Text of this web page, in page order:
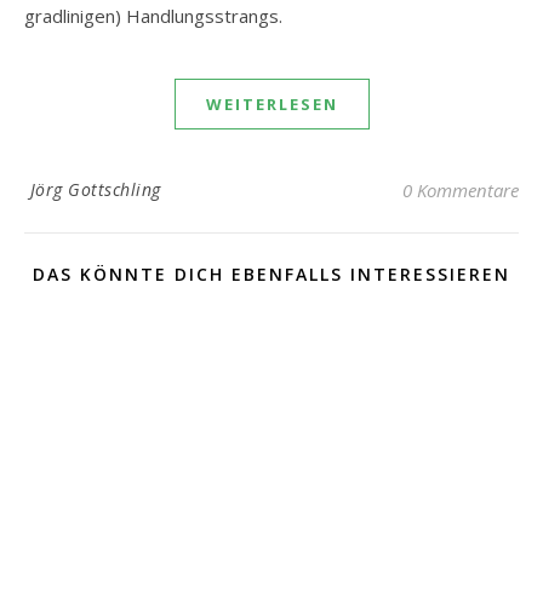
gradlinigen) Handlungsstrangs.
WEITERLESEN
Jörg Gottschling 0 Kommentare
DAS KÖNNTE DICH EBENFALLS INTERESSIEREN